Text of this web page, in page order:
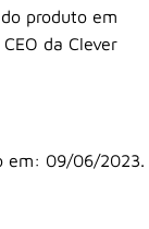
produto em
da Clever
em: 09/06/2023.